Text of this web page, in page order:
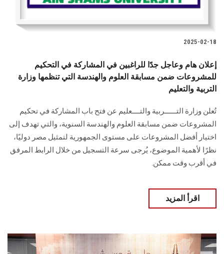
2025-02-18
إعلان هام وعاجل جدًا للراغبين في المشاركة في التحكيم
للمشروعات ضمن مسابقة العلوم والهندسة التي تنظمها وزارة
التربية والتعليم
تُعلن وزارة التــــــربية والتــــعليم عن فتح باب المشاركة في تحكيم
المشروعات ضمن مسابقة العلوم والهندسة السنوية، والتي تهدف إلى
اختيار أفضل المشروعات على مستوى الجمهورية لتمثيل مصر دوليًا،
نظرًا لأهمية الموضوع، يُرجى سرعة التسجيل من خلال الرابط المرفق
في أقرب وقت ممكن.
اقرأ المزيد